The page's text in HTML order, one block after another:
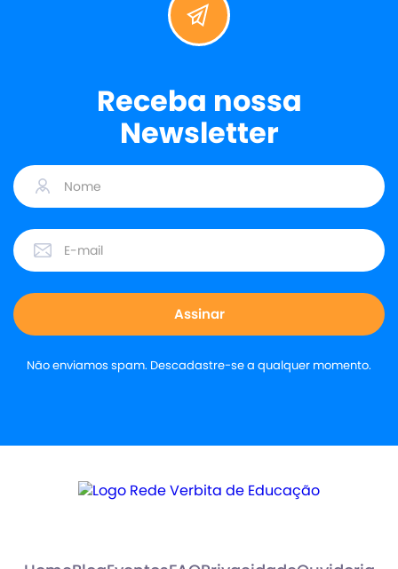
Receba nossa
Newsletter
Não enviamos spam. Descadastre-se a qualquer momento.